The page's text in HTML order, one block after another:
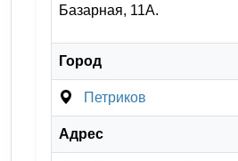
Базарная, 11А.
Город
Петриков
Адрес